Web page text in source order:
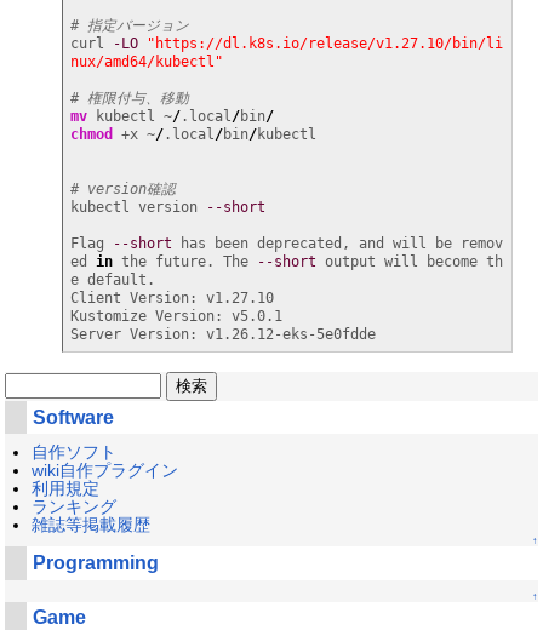
# 指定バージョン
curl
-LO
"https://dl.k8s.io/release/v1.27.10/bin/li
nux/amd64/kubectl"
# 権限付与、移動
mv kubectl ~/.local/bin/
chmod
+x ~/.local/bin/kubectl
# version確認
kubectl version
--short
Flag --short has been deprecated, and will be remov
ed in the future. The --short output will become th
e default.
Client Version: v1.27.10
Kustomize Version: v5.0.1
Server Version: v1.26.12-eks-5e0fdde
Software
自作ソフト
wiki自作プラグイン
利用規定
ランキング
雑誌等掲載履歴
↑
Programming
↑
Game